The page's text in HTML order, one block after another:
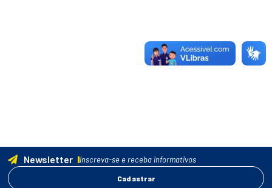
Newsletter Inscreva-se e receba informativos
Cadastrar